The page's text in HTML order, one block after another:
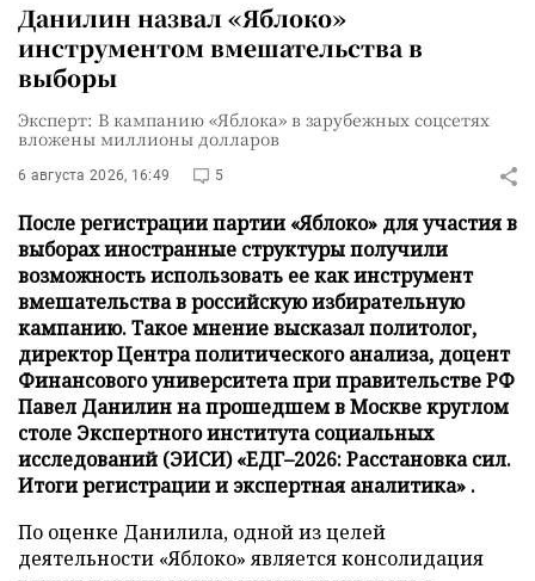
Данилин назвал «Яблоко»
инструментом вмешательства в
выборы
Эксперт: В кампанию «Яблока» в зарубежных соцсетях
вложены миллионы долларов
6 августа 2026, 16:49 5
После регистрации партии «Яблоко» для участия в
выборах иностранные структуры получили
возможность использовать ее как инструмент
вмешательства в российскую избирательную
кампанию. Такое мнение высказал политолог,
директор Центра политического анализа, доцент
Финансового университета при правительстве РФ
Павел Данилин на прошедшем в Москве круглом
столе Экспертного института социальных
исследований (ЭИСИ) «ЕДГ–2026: Расстановка сил.
Итоги регистрации и экспертная аналитика» .
По оценке Данилила, одной из целей
деятельности «Яблоко» является консолидация